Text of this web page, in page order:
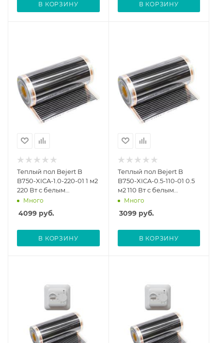
В КОРЗИНУ В КОРЗИНУ
Теплый пол Bejert B
B750-XICA-1.0-220-01 1 м2
220 Вт с белым
механическим
терморегулятором
Много
4099 руб.
В КОРЗИНУ
Теплый пол Bejert B
B750-XICA-0.5-110-01 0.5
м2 110 Вт с белым
механическим
терморегулятором
Много
3099руб.
В КОРЗИНУ